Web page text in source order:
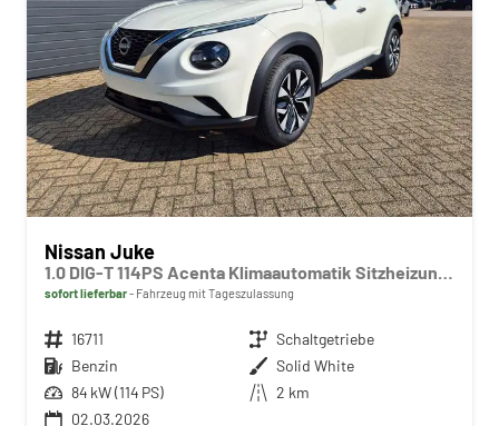
Nissan Juke
1.0 DIG-T 114PS Acenta Klimaautomatik Sitzheizung Rückf.Kamera Bluetooth Touchscreen wireless Apple CarPlay Android Auto
sofort lieferbar Fahrzeug mit Tageszulassung
Fahrzeugnr. 16711 Getriebe Schaltgetriebe
Kraftstoff Benzin Außenfarbe Solid White
Leistung 84 kW (114 PS) Kilometerstand 2 km
02.03.2026